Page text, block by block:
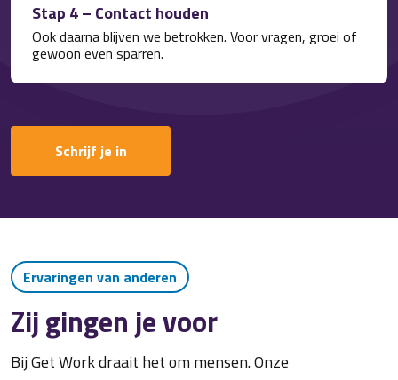
Stap 4 – Contact houden
Ook daarna blijven we betrokken. Voor vragen, groei of
gewoon even sparren.
Schrijf je in
Ervaringen van anderen
Zij gingen je voor
Bij Get Work draait het om mensen. Onze